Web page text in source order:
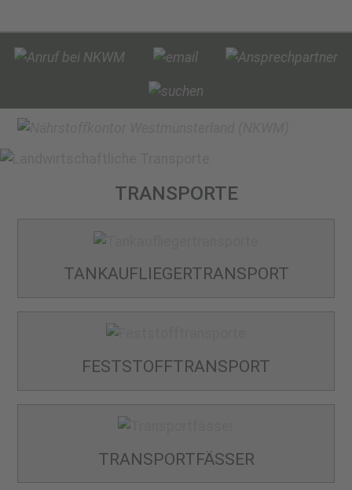
TRANSPORTE
TANKAUFLIEGER­TRANSPORT
FESTSTOFF­TRANSPORT
TRANSPORT­FÄSSER